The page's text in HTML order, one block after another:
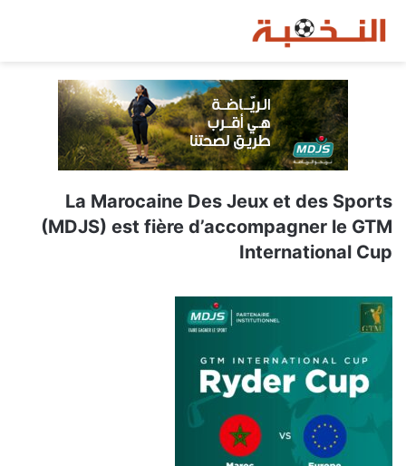
La Marocaine Des Jeux et des Sports
(MDJS) est fière d’accompagner le GTM
International Cup